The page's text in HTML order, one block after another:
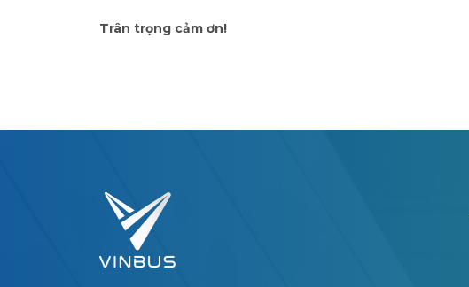
Trân trọng cảm ơn!